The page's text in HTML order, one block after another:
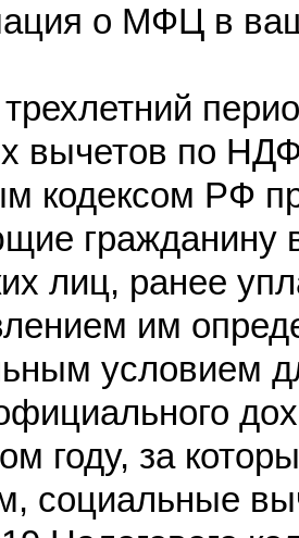
о МФЦ в
трехлетний
вычетов по
кодексом РФ
гражданину
лиц, ранее
им
условием
году, за
социальные